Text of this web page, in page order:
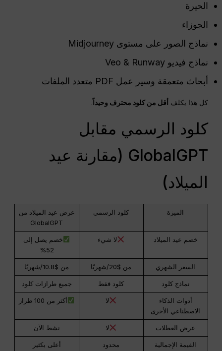
الحيرة
الجوزاء
نماذج الصور على مستوى Midjourney
نماذج فيديو Veo & Runway
أبحاث متعمقة وسير عمل PDF متعدد الملفات
كل هذا يكلف أقل من كلود محترف وحيداً.
كلود الرسمي مقابل
GlobalGPT (مقارنة عيد
الميلاد)
الميزة كلود الرسمي
عرض عيد الميلاد من
GlobalGPT
خصم عيد الميلاد لا شيء
خصم يصل إلى
52%
السعر الشهري من $20/شهريًا من $10.8/شهريًا
نماذج كلود كلود فقط جميع طرازات كلود
أدوات الذكاء
الاصطناعي الأخرى
لا أكثر من 100 طراز
عرض العطلات لا نشط الآن
القيمة الإجمالية محدود أعلى بكثير